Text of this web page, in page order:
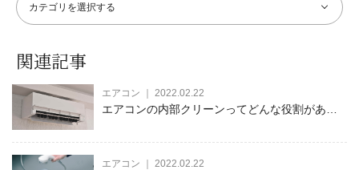
関連記事
エアコン ｜ 2022.02.22
エアコンの内部クリーンってどんな役割がある
エアコン ｜ 2022.02.22